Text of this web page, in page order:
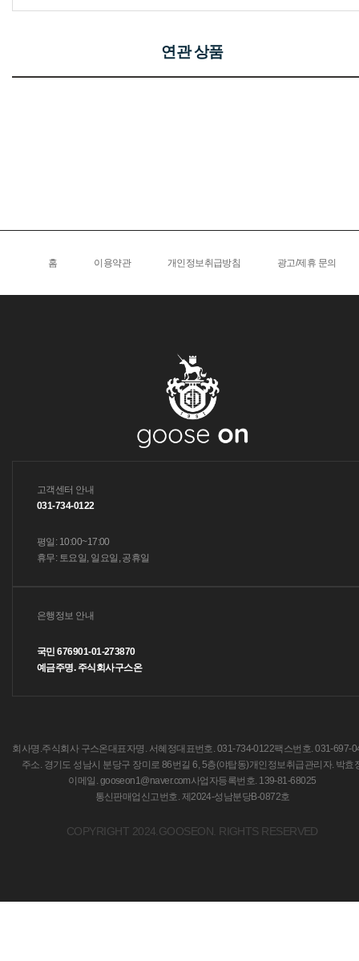
연관 상품
홈 이용약관 개인정보취급방침 광고/제휴 문의
고객센터 안내
031-734-0122
평일: 10:00~17:00
휴무: 토요일, 일요일, 공휴일
은행정보 안내
국민 676901-01-273870
예금주명. 주식회사구스온
회사명.주식회사 구스온대표자명. 서혜정대표번호. 031-734-0122팩스번호. 031-697-
주소. 경기도 성남시 분당구 장미로 86번길 6, 5층(야탑동)개인정보취급관리자. 박효
이메일. gooseon1@naver.com사업자등록번호. 139-81-68025
통신판매업신고번호. 제2024-성남분당B-0872호
COPYRIGHT 2024.GOOSEON. RIGHTS RESERVED